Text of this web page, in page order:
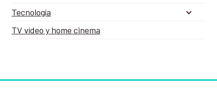
Tecnología
TV vídeo y home cinema